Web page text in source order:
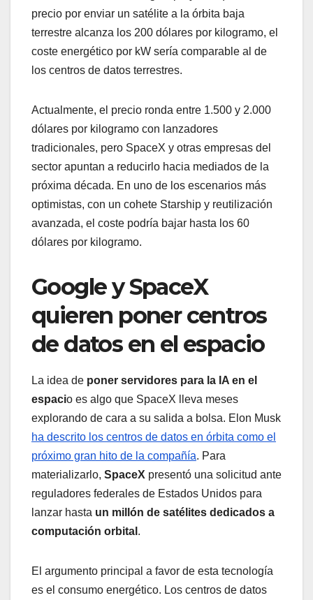
precio por enviar un satélite a la órbita baja
terrestre alcanza los 200 dólares por kilogramo, el
coste energético por kW sería comparable al de
los centros de datos terrestres.
Actualmente, el precio ronda entre 1.500 y 2.000
dólares por kilogramo con lanzadores
tradicionales, pero SpaceX y otras empresas del
sector apuntan a reducirlo hacia mediados de la
próxima década. En uno de los escenarios más
optimistas, con un cohete Starship y reutilización
avanzada, el coste podría bajar hasta los 60
dólares por kilogramo.
Google y SpaceX
quieren poner centros
de datos en el espacio
La idea de poner servidores para la IA en el
espacio es algo que SpaceX lleva meses
explorando de cara a su salida a bolsa. Elon Musk
ha descrito los centros de datos en órbita como el
próximo gran hito de la compañía. Para
materializarlo, SpaceX presentó una solicitud ante
reguladores federales de Estados Unidos para
lanzar hasta un millón de satélites dedicados a
computación orbital .
El argumento principal a favor de esta tecnología
es el consumo energético. Los centros de datos